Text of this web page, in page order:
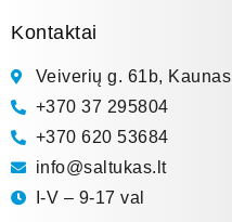
Kontaktai
Veiverių g. 61b, Kaunas
+370 37 295804
+370 620 53684
info@saltukas.lt
I-V – 9-17 val